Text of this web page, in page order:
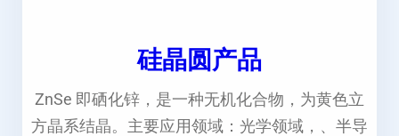
硅晶圆产品
ZnSe 即硒化锌，是一种无机化合物，为黄色立
方晶系结晶。主要应用领域：光学领域，、半导